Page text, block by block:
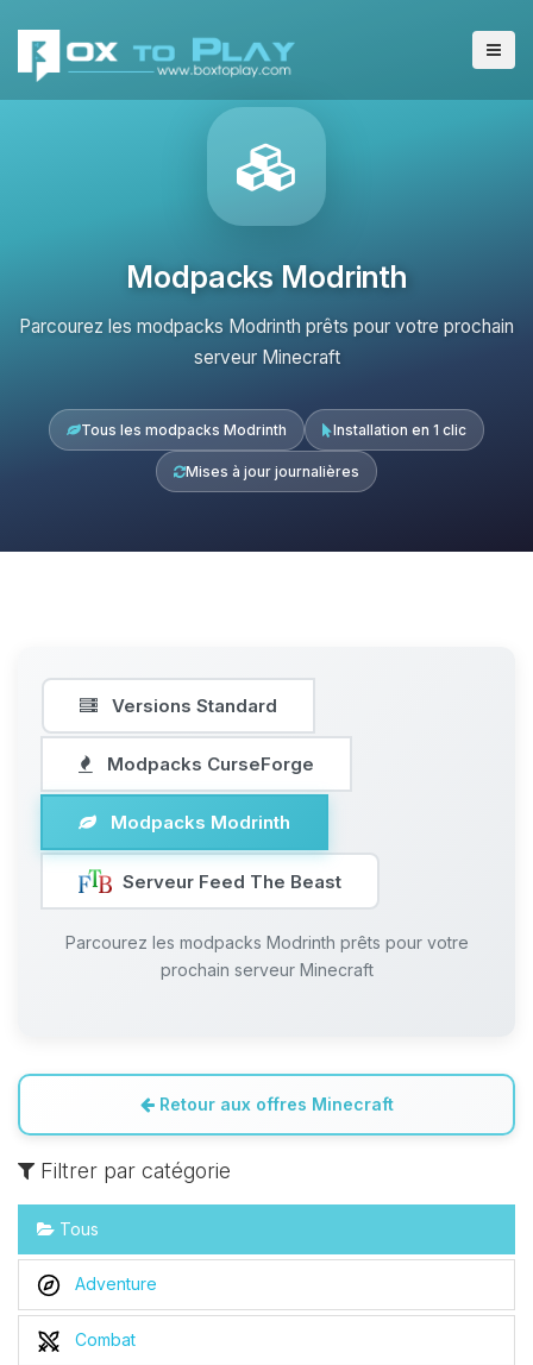
Modpacks Modrinth
Parcourez les modpacks Modrinth prêts pour votre prochain
serveur Minecraft
Tous les modpacks Modrinth Installation en 1 clic
Mises à jour journalières
Versions Standard
Modpacks CurseForge
Modpacks Modrinth
Serveur Feed The Beast
Parcourez les modpacks Modrinth prêts pour votre
prochain serveur Minecraft
Retour aux offres Minecraft
Filtrer par catégorie
Tous
Adventure
Combat